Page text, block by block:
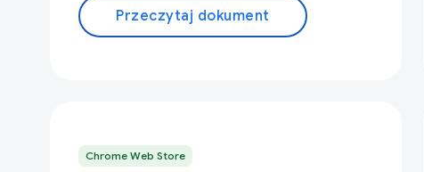
Przeczytaj dokument
Chrome Web Store